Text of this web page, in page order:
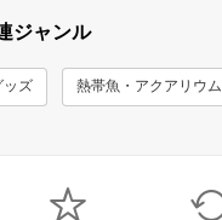
ジャンル
ッズ 熱帯魚・アクアリウム